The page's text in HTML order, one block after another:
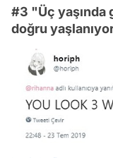
#3 "Üç yaşında
doğru